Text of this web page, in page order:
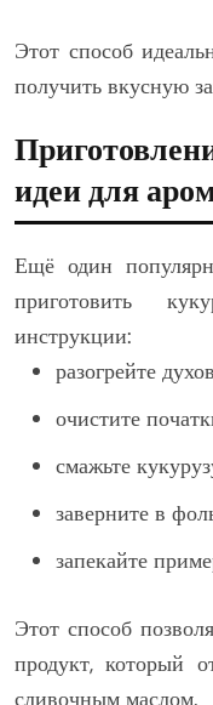
Этот способ
получить вкусную
идеи для
Ещё один
приготовить
инструкции:
разогрейте
очистите
смажьте
заверните в
запекайте
Этот способ
продукт, который
сливочным маслом.